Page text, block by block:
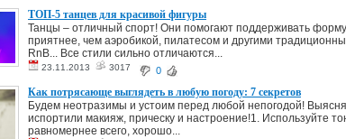
ТОП-5 танцев для красивой фигуры
Танцы – отличный спорт! Они помогают поддерживать
приятнее, чем аэробикой, пилатесом и другими
RnB... Все стили сильно отличаются...
23.11.2013 3017 0
Как потрясающе выглядеть в любую погоду: 7 секретов
Будем неотразимы и устоим перед любой непогодой!
испортили макияж, прическу и настроение!1. Используйте
равномернее всего, хорошо...